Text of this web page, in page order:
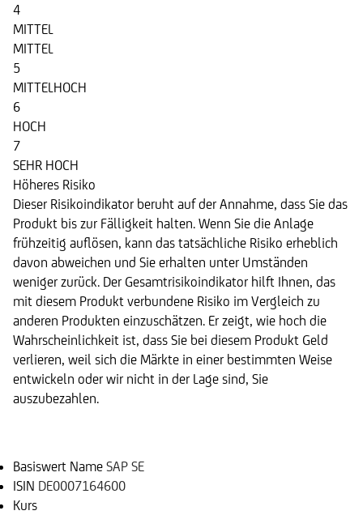
4
MITTEL
MITTEL
5
MITTELHOCH
6
HOCH
7
SEHR HOCH
Höheres Risiko
Dieser Risikoindikator beruht auf der Annahme, dass Sie das
Produkt bis zur Fälligkeit halten. Wenn Sie die Anlage
frühzeitig auflösen, kann das tatsächliche Risiko erheblich
davon abweichen und Sie erhalten unter Umständen
weniger zurück. Der Gesamtrisikoindikator hilft Ihnen, das
mit diesem Produkt verbundene Risiko im Vergleich zu
anderen Produkten einzuschätzen. Er zeigt, wie hoch die
Wahrscheinlichkeit ist, dass Sie bei diesem Produkt Geld
verlieren, weil sich die Märkte in einer bestimmten Weise
entwickeln oder wir nicht in der Lage sind, Sie
auszubezahlen.
Basiswert Name SAP SE
ISIN DE0007164600
Kurs